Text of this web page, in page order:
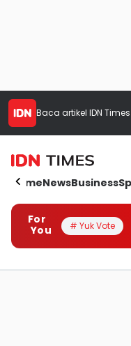
Baca artikel IDN Times
HomeNewsBusiness
For
You
# Yuk Vote